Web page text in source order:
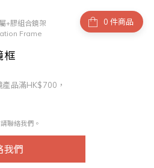
件商品
+膠組合鏡架
Frame
框
品滿HK$700，
聯絡我們。
我們